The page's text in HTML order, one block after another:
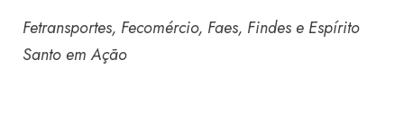
Fetransportes, Fecomércio, Faes, Findes e Espírito
Santo em Ação